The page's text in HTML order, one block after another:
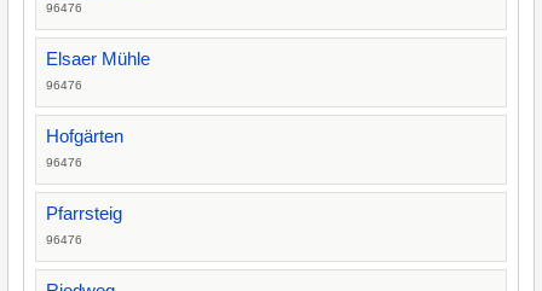
96476
Elsaer Mühle
96476
Hofgärten
96476
Pfarrsteig
96476